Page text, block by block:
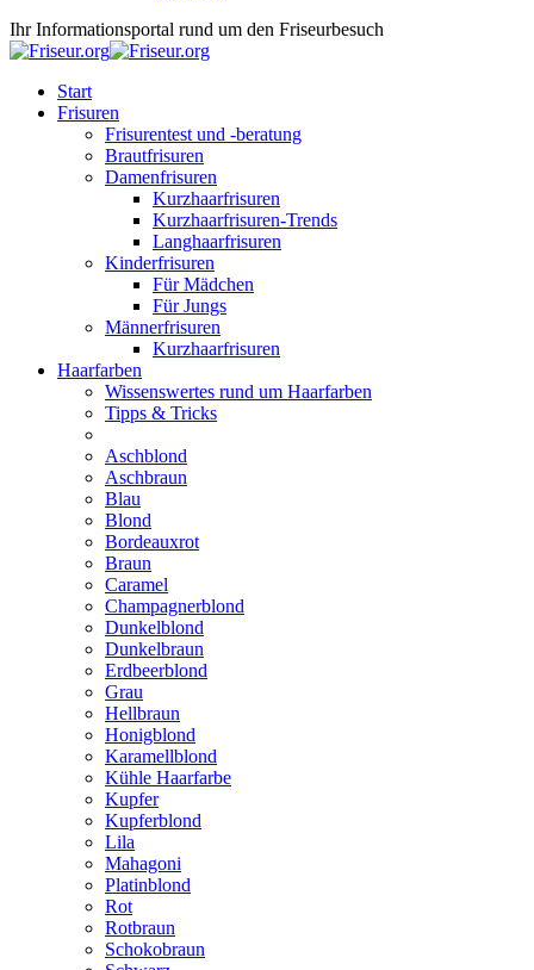
Ihr Informationsportal rund um den Friseurbesuch
Start
Frisuren
Frisurentest und -beratung
Brautfrisuren
Damenfrisuren
Kurzhaarfrisuren
Kurzhaarfrisuren-Trends
Langhaarfrisuren
Kinderfrisuren
Für Mädchen
Für Jungs
Männerfrisuren
Kurzhaarfrisuren
Haarfarben
Wissenswertes rund um Haarfarben
Tipps & Tricks
Aschblond
Aschbraun
Blau
Blond
Bordeauxrot
Braun
Caramel
Champagnerblond
Dunkelblond
Dunkelbraun
Erdbeerblond
Grau
Hellbraun
Honigblond
Karamellblond
Kühle Haarfarbe
Kupfer
Kupferblond
Lila
Mahagoni
Platinblond
Rot
Rotbraun
Schokobraun